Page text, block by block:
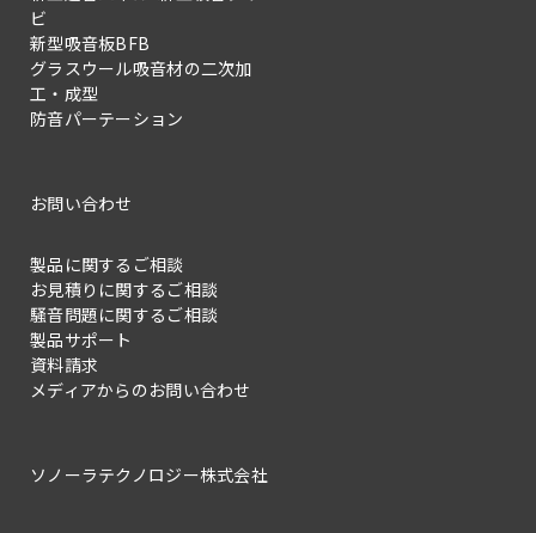
ビ
新型吸音板BFB
グラスウール吸音材の二次加
工・成型
防音パーテーション
お問い合わせ
製品に関するご相談
お見積りに関するご相談
騒音問題に関するご相談
製品サポート
資料請求
メディアからのお問い合わせ
ソノーラテクノロジー株式会社